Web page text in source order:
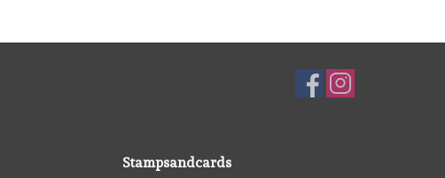
Stampsandcards